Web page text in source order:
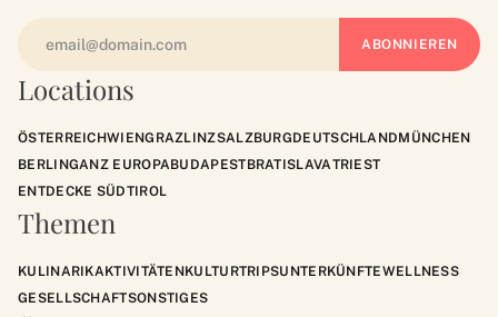
Locations
ÖSTERREICHWIENGRAZLINZSALZBURGDEUTSCHLANDMÜNCHEN
BERLINGANZ EUROPABUDAPESTBRATISLAVATRIEST
ENTDECKE SÜDTIROL
Themen
KULINARIKAKTIVITÄTENKULTURTRIPSUNTERKÜNFTEWELLNESS
GESELLSCHAFTSONSTIGES